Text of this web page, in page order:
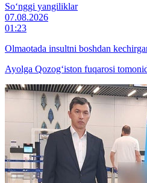
So‘nggi yangiliklar
07.08.2026
01:23
Olmaotada insultni boshdan
Ayolga Qozog‘iston fuqarosi